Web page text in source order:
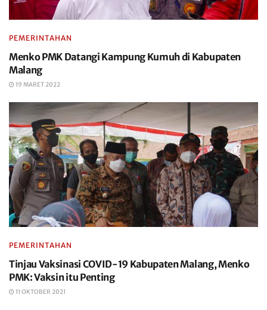
PEMERINTAHAN
Menko PMK Datangi Kampung Kumuh di Kabupaten
Malang
19 MARET 2022
PEMERINTAHAN
Tinjau Vaksinasi COVID-19 Kabupaten Malang, Menko
PMK: Vaksin itu Penting
11 OKTOBER 2021